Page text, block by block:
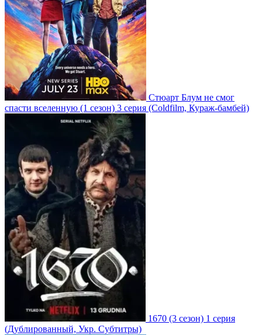
Стюарт Блум не смог
спасти вселенную (1 сезон) 3 серия (Coldfilm, Кураж-бамбей)
1670 (3 сезон) 1 серия
(Дублированный, Укр. Субтитры)